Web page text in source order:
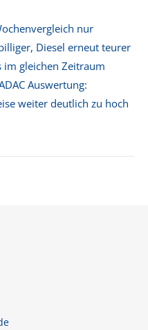
nur
Diesel erneut teurer
im gleichen Zeitraum
Auswertung:
weiter deutlich zu hoch